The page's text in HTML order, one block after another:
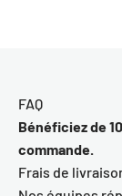
FAQ
Bénéficiez de
commande.
Frais de